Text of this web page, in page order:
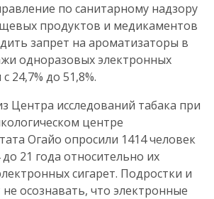
по санитарному надзору
продуктов и медикаментов
запрет на ароматизаторы в
одноразовых электронных
24,7% до 51,8%.
Центра исследований табака при
центре
Огайо опросили 1414 человек
21 года относительно их
сигарет. Подростки и
осознавать, что электронные